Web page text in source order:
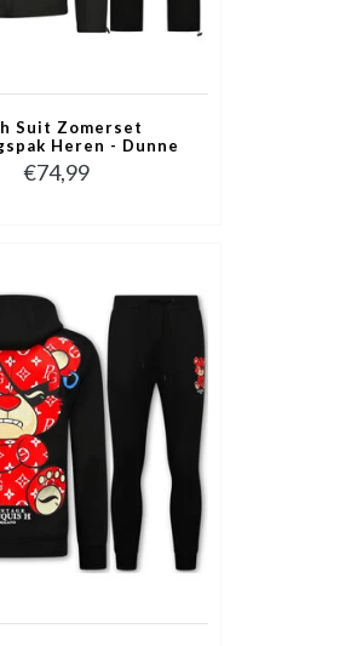
Suit Zomerset
Heren - Dunne
Heren - Huispak
-1050 - Zwart
€74,99